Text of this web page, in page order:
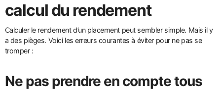
calcul du rendement
Calculer le rendement d’un placement peut sembler simple. Mais il y
a des pièges. Voici les erreurs courantes à éviter pour ne pas se
tromper :
Ne pas prendre en compte tous